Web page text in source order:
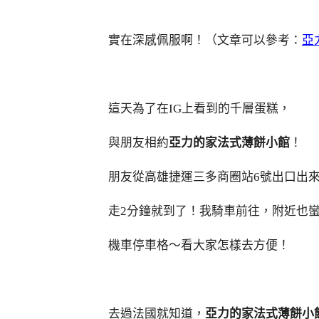
實在深感佩服啊！（文章可以參考： 亞
這天為了在IG上看到的千層蛋糕，
與朋友相約亞力的家法式薄餅小館 ！
朋友從高雄捷運三多商圈站6號出口出來
走2分鐘就到了！我騎車前往，附近也
機車停車格～看大家怎樣去方便！
去過法國就知道， 亞力的家法式薄餅小